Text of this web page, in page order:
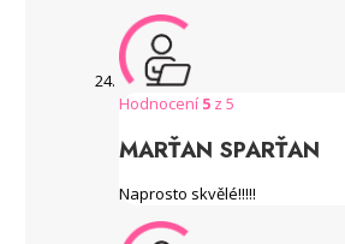
Hodnocení 5 z 5
MARŤAN SPARŤAN
Naprosto skvělé!!!!!